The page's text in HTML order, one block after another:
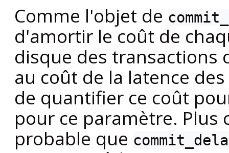
Comme l'objet de
d'amortir le coût de
disque des transactions
au coût de la latence
de quantifier ce coût
pour ce paramètre. Plus
probable que